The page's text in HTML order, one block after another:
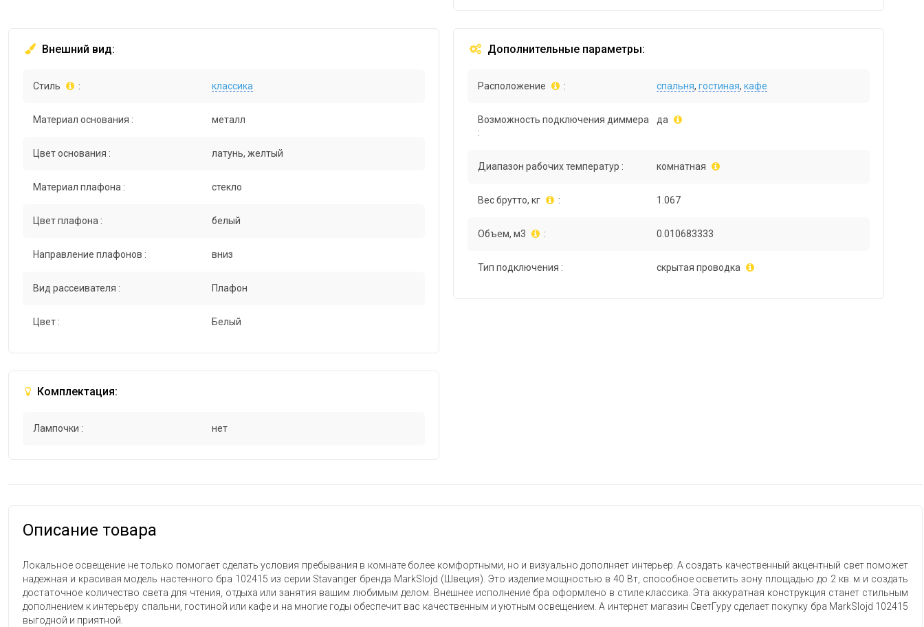
Внешний вид:
Стиль : классика
Материал основания : металл
Цвет основания : латунь, желтый
Материал плафона : стекло
Цвет плафона : белый
Направление плафонов : вниз
Вид рассеивателя : Плафон
Цвет : Белый
Дополнительные параметры:
Расположение : спальня,гостиная,кафе
Возможность подключения диммера
:
да
Диапазон рабочих температур : комнатная
Вес брутто, кг : 1.067
Объем, м3 : 0.010683333
Тип подключения : скрытая проводка
Комплектация:
Лампочки : нет
Описание товара
Локальное освещение не только помогает сделать условия пребывания в комнате более комфортными, но и визуально дополняет интерьер. А создать качественный акцентный свет поможет
надежная и красивая модель настенного бра 102415 из серии Stavanger бренда MarkSlojd (Швеция). Это изделие мощностью в 40 Вт, способное осветить зону площадью до 2 кв. м и создать
достаточное количество света для чтения, отдыха или занятия вашим любимым делом. Внешнее исполнение бра оформлено в стиле классика. Эта аккуратная конструкция станет стильным
дополнением к интерьеру спальни, гостиной или кафе и на многие годы обеспечит вас качественным и уютным освещением. А интернет магазин СветГуру сделает покупку бра MarkSlojd 102415
выгодной и приятной.